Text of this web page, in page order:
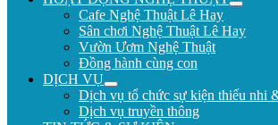
Cafe Nghệ Thuật Lê Hay
Sân chơi Nghệ Thuật Lê Hay
Vườn Ươm Nghệ Thuật
Đồng hành cùng con
DỊCH VỤ
Dịch vụ tổ chức sự kiện thiếu nhi
Dịch vụ truyền thông